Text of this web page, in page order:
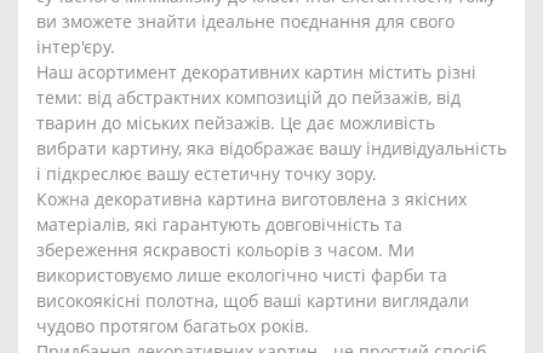
ви зможете знайти ідеальне поєднання для свого
інтер'єру.
Наш асортимент декоративних картин містить різні
теми: від абстрактних композицій до пейзажів, від
тварин до міських пейзажів. Це дає можливість
вибрати картину, яка відображає вашу індивідуальність
і підкреслює вашу естетичну точку зору.
Кожна декоративна картина виготовлена з якісних
матеріалів, які гарантують довговічність та
збереження яскравості кольорів з часом. Ми
використовуємо лише екологічно чисті фарби та
високоякісні полотна, щоб ваші картини виглядали
чудово протягом багатьох років.